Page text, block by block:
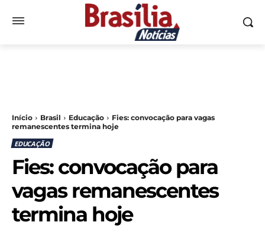
Início Brasil Educação
Fies: convocação para vagas
remanescentes termina hoje
EDUCAÇÃO
Fies: convocação para
vagas remanescentes
termina hoje